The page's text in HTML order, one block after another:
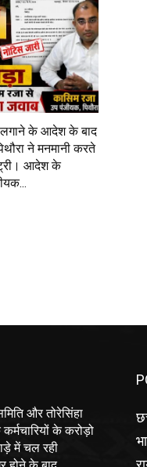
लगाने के आदेश के बाद
ने मनमानी करते
आदेश के
और तोरेसिंहा
के करोड़ो
में चल रही